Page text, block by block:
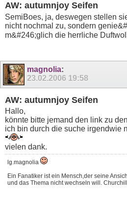
AW: autumnjoy Seifen
SemiBoes, ja, deswegen stellen
nicht nochmal zu, sondern
m&#246;glich die herrliche
magnolia:
23.02.2006 19:58
AW: autumnjoy Seifen
Hallo,
könnte bitte jemand den link zu
ich bin durch die suche irgendwie
vielen dank.
lg.magnolia
Ein Fanatiker ist ein Mensch,der seine
und das Thema nicht wechseln will. Churchill